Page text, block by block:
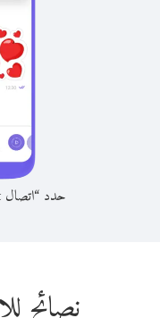
حدد “اتصال Viber Out” من عنوان المحادثة